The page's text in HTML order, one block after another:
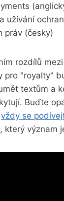
užívání
práv (česky)
rozdílů
pro "royalty"
textům a
Buďte
vždy se
který význam